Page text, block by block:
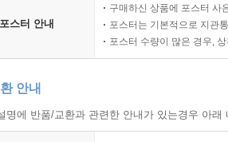
포스터 안내
구매하신 상품에 포스터 사
포스터는 기본적으로 지관
포스터 수량이 많은 경우,
안내
명에 반품/교환과 관련한 안내가 있는경우 아